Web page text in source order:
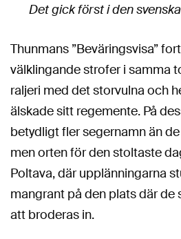
Det gick först i den
Thunmans ”Beväringsvisa”
välklingande strofer i samma
raljeri med det storvulna och
älskade sitt regemente. På
betydligt fler segernamn än
men orten för den stoltaste
Poltava, där upplänningarna
mangrant på den plats där de
att broderas in.